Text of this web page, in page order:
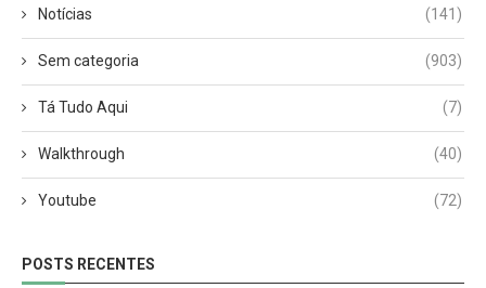
Notícias (141)
Sem categoria (903)
Tá Tudo Aqui (7)
Walkthrough (40)
Youtube (72)
POSTS RECENTES